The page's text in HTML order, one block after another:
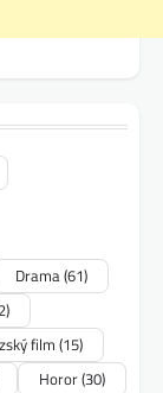
Drama(61)
film(15)
Horor(30)